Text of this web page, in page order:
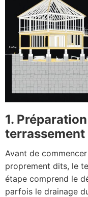
1.
terrassement
Avant de
proprement dits, le
étape comprend le
parfois le drainage